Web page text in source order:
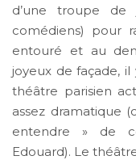
d’une troupe de
comédiens) pour
entouré et au
joyeux de façade,
théâtre parisien
assez dramatique
entendre » de
Edouard). Le